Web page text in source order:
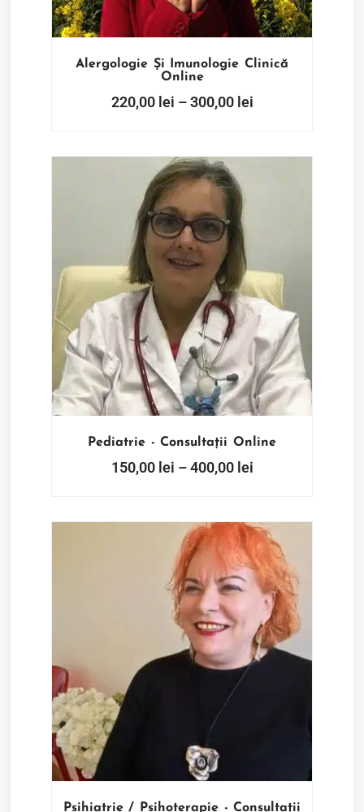
Alergologie Și Imunologie Clinică
Online
220,00 lei – 300,00 lei
Pediatrie - Consultații Online
150,00 lei – 400,00 lei
Psihiatrie / Psihoterapie - Consultații